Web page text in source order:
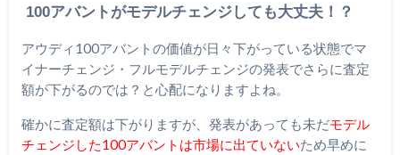
100アバントがモデルチェンジしても大丈夫！？
アウディ100アバントの価値が日々下がっている状態でマ
イナーチェンジ・フルモデルチェンジの発表でさらに査定
額が下がるのでは？と心配になりますよね。
確かに査定額は下がりますが、発表があっても未だモデル
チェンジした100アバントは市場に出ていないため早めに